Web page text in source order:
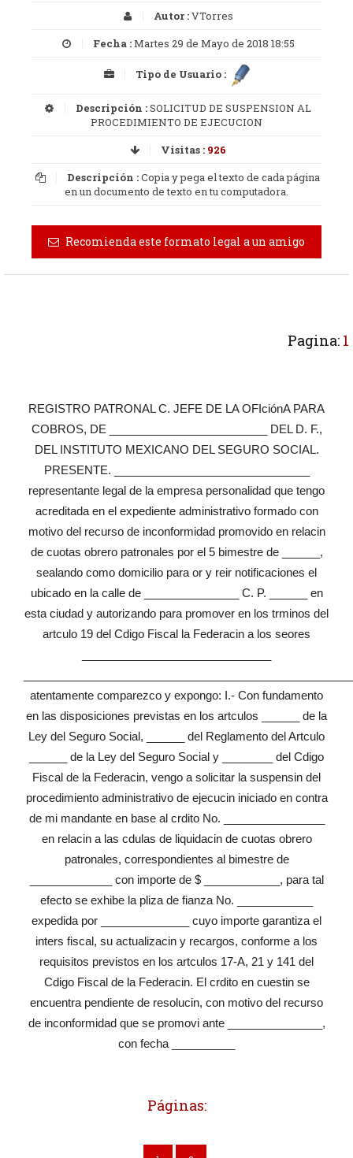
Autor :VTorres
Fecha :Martes 29 de Mayo de 2018 18:55
Tipo de Usuario :
Descripción :SOLICITUD DE SUSPENSION AL
PROCEDIMIENTO DE EJECUCION
Visitas : 926
Descripción :Copia y pega el texto de cada página
en un documento de texto en tu computadora.
Recomienda este formato legal a un amigo
Pagina: 1
REGISTRO PATRONAL C. JEFE DE LA OFIciónA PARA
COBROS, DE _________________________ DEL D. F.,
DEL INSTITUTO MEXICANO DEL SEGURO SOCIAL.
PRESENTE. _______________________________
representante legal de la empresa personalidad que tengo
acreditada en el expediente administrativo formado con
motivo del recurso de inconformidad promovido en relacin
de cuotas obrero patronales por el 5 bimestre de ______,
sealando como domicilio para or y reir notificaciones el
ubicado en la calle de _______________ C. P. ______ en
esta ciudad y autorizando para promover en los trminos del
artculo 19 del Cdigo Fiscal la Federacin a los seores
atentamente comparezco y expongo: I.- Con fundamento
en las disposiciones previstas en los artculos ______ de la
Ley del Seguro Social, ______ del Reglamento del Artculo
______ de la Ley del Seguro Social y ________ del Cdigo
Fiscal de la Federacin, vengo a solicitar la suspensin del
procedimiento administrativo de ejecucin iniciado en contra
de mi mandante en base al crdito No. ________________
en relacin a las cdulas de liquidacin de cuotas obrero
patronales, correspondientes al bimestre de
_____________ con importe de $ ____________, para tal
efecto se exhibe la pliza de fianza No. ____________
expedida por ______________ cuyo importe garantiza el
inters fiscal, su actualizacin y recargos, conforme a los
requisitos previstos en los artculos 17-A, 21 y 141 del
Cdigo Fiscal de la Federacin. El crdito en cuestin se
encuentra pendiente de resolucin, con motivo del recurso
de inconformidad que se promovi ante _______________,
con fecha __________
Páginas: